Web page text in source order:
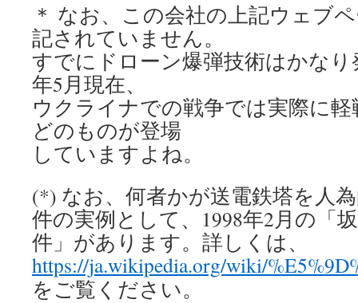
＊ なお、この会社の上記ウェブ
記されていません。
すでにドローン爆弾技術はかなり
年5月現在、
ウクライナでの戦争では実際に
どのものが登場
していますよね。
(*) なお、何者かが送電鉄塔を人
件の実例として、1998年2月の「
件」があります。詳しくは、
https://ja.wikipedia.org/wiki/
をご覧ください。